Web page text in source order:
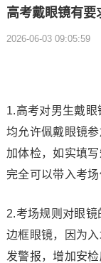
高考戴眼镜有要
2026-06-03 09:05:59
1.高考对男生戴
均允许佩戴眼镜
加体检，如实填
完全可以带入考
2.考场规则对眼
边框眼镜，因为
发警报，增加安